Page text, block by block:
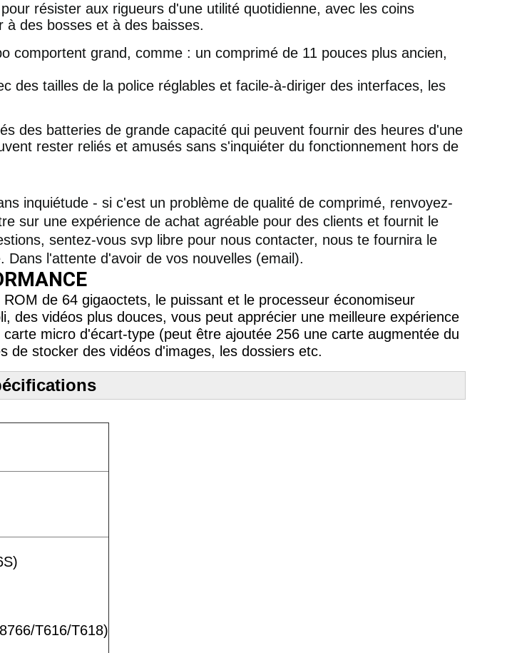
résister aux rigueurs d'une utilité quotidienne, avec les coins
des bosses et à des baisses.
comportent grand, comme : un comprimé de 11 pouces plus ancien,
des tailles de la police réglables et facile-à-diriger des interfaces, les
des batteries de grande capacité qui peuvent fournir des heures d'une
rester reliés et amusés sans s'inquiéter du fonctionnement hors de
inquiétude - si c'est un problème de qualité de comprimé, renvoyez-
sur une expérience de achat agréable pour des clients et fournit le
sentez-vous svp libre pour nous contacter, nous te fournira le
l'attente d'avoir de vos nouvelles (email).
de 64 gigaoctets, le puissant et le processeur économiseur
des vidéos plus douces, vous peut apprécier une meilleure expérience
micro d'écart-type (peut être ajoutée 256 une carte augmentée du
de stocker des vidéos d'images, les dossiers etc.
T616/T618)